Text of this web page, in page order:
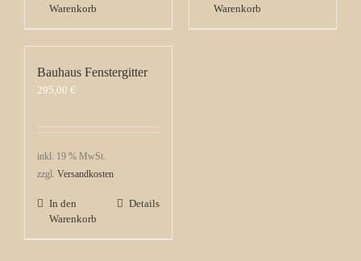
Warenkorb
Warenkorb
Bauhaus Fenstergitter
295,00 €
inkl. 19 % MwSt.
zzgl. Versandkosten
In den
Warenkorb
Details